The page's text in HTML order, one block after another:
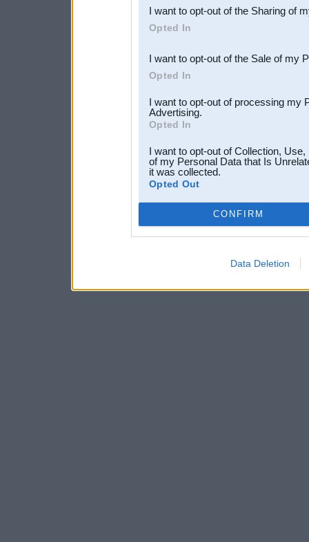
Downstream Participants
third parties.
I want to opt-out of the Sharing of
Opted In
I want to opt-out of the Sale of my
Opted In
I want to opt-out of processing my
Advertising.
Opted In
I want to opt-out of Collection,
of my Personal Data that Is
it was collected.
Opted Out
CONFIRM
Data Deletion